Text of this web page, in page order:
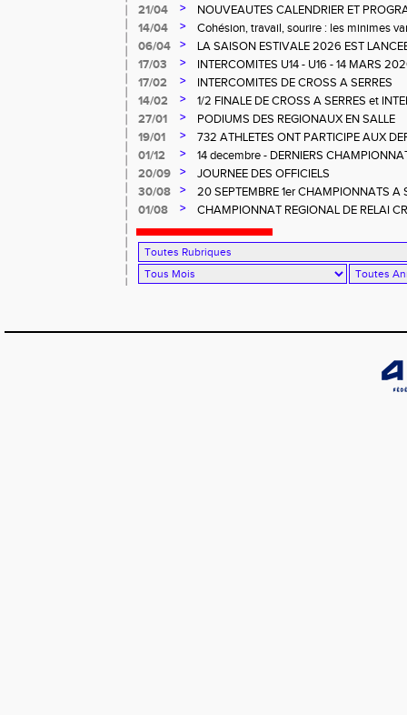
21/04
>
NOUVEAUTES CALENDRIER ET
14/04
>
Cohésion, travail, sourire : les minimes
06/04
>
LA SAISON ESTIVALE 2026 EST
LA.
17/03 >
INTERCOMITES U14 - U16 - 14 MARS
17/02
>
INTERCOMITES DE CROSS A SERRES
14/02
>
1/2 FINALE DE CROSS A SERRES et
27/01
>
PODIUMS DES REGIONAUX EN SALLE
19/01
>
732 ATHLETES ONT PARTICIPE AUX
CROSS à LA CRAU
01/12 >
14 decembre - DERNIERS
20/09
>
JOURNEE DES OFFICIELS
30/08
>
20 SEPTEMBRE 1er CHAMPIONNATS A
RENCONTRE OFFICIELS A LA FARLEDE
01/08 >
CHAMPIONNAT REGIONAL DE RELAI